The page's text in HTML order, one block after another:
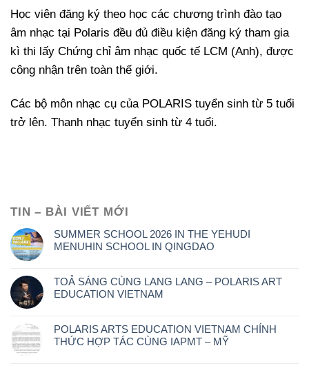
Học viên đăng ký theo học các chương trình đào tạo
âm nhạc tại Polaris đều đủ điều kiện đăng ký tham gia
kì thi lấy Chứng chỉ âm nhạc quốc tế LCM (Anh), được
công nhận trên toàn thế giới.
Các bộ môn nhạc cụ của POLARIS tuyển sinh từ 5 tuổi
trở lên. Thanh nhạc tuyển sinh từ 4 tuổi.
TIN – BÀI VIẾT MỚI
SUMMER SCHOOL 2026 IN THE YEHUDI
MENUHIN SCHOOL IN QINGDAO
TOẢ SÁNG CÙNG LANG LANG – POLARIS ART
EDUCATION VIETNAM
POLARIS ARTS EDUCATION VIETNAM CHÍNH
THỨC HỢP TÁC CÙNG IAPMT – MỸ